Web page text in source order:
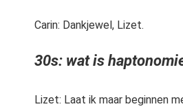
Carin: Dankjewel, Lizet.
30s: wat is
Lizet: Laat ik maar beginnen